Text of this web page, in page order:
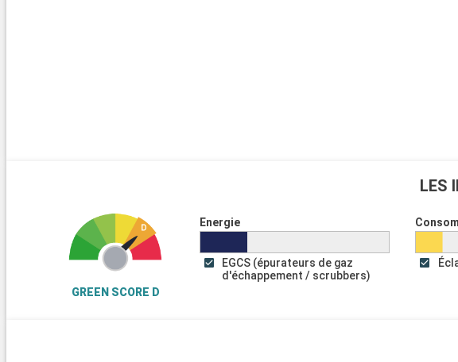
LES
GREEN SCORE D
Energie
EGCS (épurateurs de gaz
d'échappement / scrubbers)